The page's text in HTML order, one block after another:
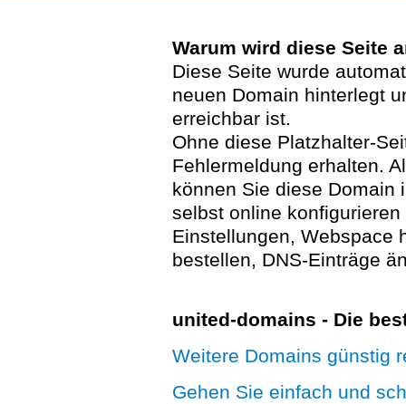
Warum wird diese Seite
Diese Seite wurde
neuen Domain hinterlegt
erreichbar ist.
Ohne diese Platzhalter-
Fehlermeldung erhalten.
können Sie diese Domain
selbst online
Einstellungen, Webspace
bestellen, DNS-Einträge
united-domains - Die
Weitere Domains günstig
Gehen Sie einfach und